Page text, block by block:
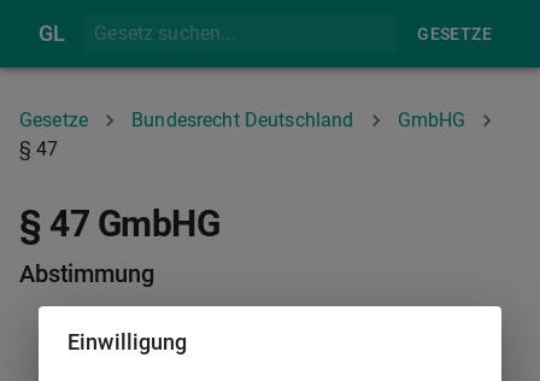
GL GESETZE
Gesetze Bundesrecht Deutschland
GmbHG
§ 47
§ 47 GmbHG
Abstimmung
§ 46
Einwilligung